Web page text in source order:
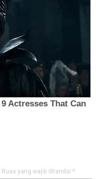
Ruas yang wajib ditandai *